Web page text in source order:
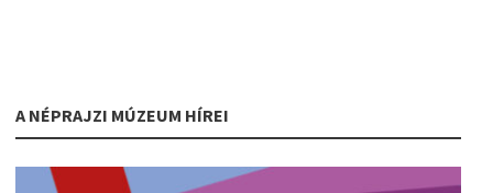
A NÉPRAJZI MÚZEUM HÍREI